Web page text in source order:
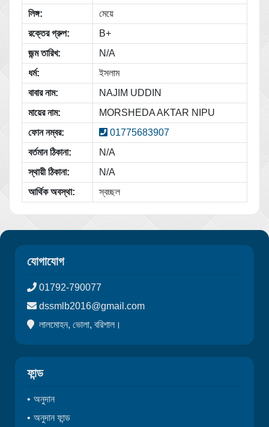
লিঙ্গ:
মেয়ে
রক্তের গ্রুপ:
B+
জন্ম তারিখ:
N/A
ধর্ম:
ইসলাম
বাবার নাম:
NAJIM UDDIN
মায়ের নাম:
MORSHEDA AKTAR NIPU
ফোন নম্বর:
01775683907
বর্তমান ঠিকানা:
N/A
স্থায়ী ঠিকানা:
N/A
আর্থিক অবস্থা:
স্বচ্ছল
যোগাযোগ
01792-790077
dssmlb2016@gmail.com
লালমোহন, ভোলা, বরিশাল।
ফান্ড
অনুদান
অনুদান ফান্ড